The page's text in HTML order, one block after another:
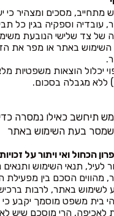
מתחייב, מסכים ומצהיר
עובדיה וספקיה בגין כל
של צד שלישי הנובעת
השימוש באתר או מפר את
יכלול הוצאות משפטיות
ללא מגבלה בסכום.
תיחשב כאילו נמסרה
בעת השימוש באתר
הכחול ואי ויתור על
לעיל, תנאי השימוש
מהווים הסכם בין מפעילת
לשימוש באתר, לרבות
בית משפט מוסמך יקבע כי
לאכיפה, הרי מוסכם שיש